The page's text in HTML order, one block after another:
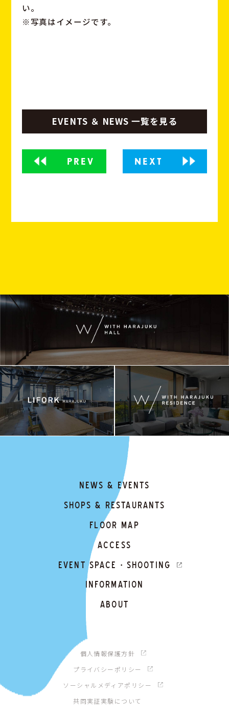
い。
※写真はイメージです。
PREV
EVENTS ＆ NEWS 一覧を見る
NEXT
NEWS & EVENTS
SHOPS & RESTAURANTS
FLOOR MAP
ACCESS
EVENT SPACE・SHOOTING
INFORMATION
ABOUT
個人情報保護方針
プライバシーポリシー
ソーシャルメディアポリシー
共同実証実験について